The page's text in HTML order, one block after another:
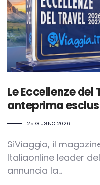
Le Eccellenze
anteprima
25 GIUGNO 2026
SiViaggia, il
Italiaonline leader
annuncia la…